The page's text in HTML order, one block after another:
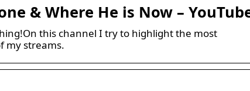
& Where He is Now –
this channel I try to highlight the most
my streams.